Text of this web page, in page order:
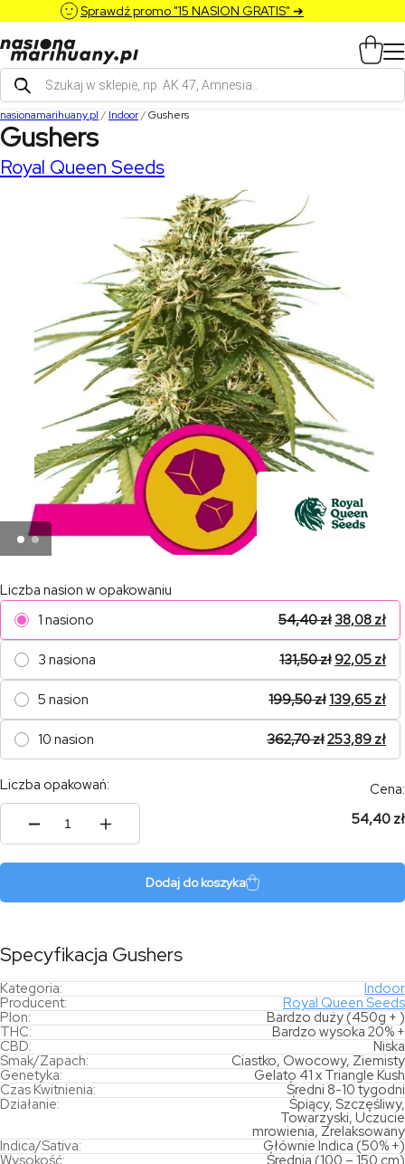
Sprawdź promo "15 NASION GRATIS" ➔
Wyszukiwarka
produktów
nasionamarihuany.pl / Indoor/Gushers
Gushers
Royal Queen Seeds
Liczba nasion w opakowaniu
1 nasiono
54,40zł 38,08 zł
3 nasiona 131,50zł92,05 zł
5 nasion 199,50zł139,65 zł
10 nasion 362,70zł253,89 zł
Liczba opakowań:
ilość
Cena:
54,40 zł
Dodaj do koszyka
Specyfikacja Gushers
Kategoria:
Indoor
Producent:
Royal Queen Seeds
Plon:
Bardzo duży (450g + )
THC:
Bardzo wysoka 20% +
CBD:
Niska
Smak/Zapach:
Ciastko, Owocowy, Ziemisty
Genetyka:
Gelato 41 x Triangle Kush
Czas Kwitnienia:
Średni 8-10 tygodni
Działanie:
Śpiący, Szczęśliwy,
Towarzyski, Uczucie
mrowienia, Zrelaksowany
Indica/Sativa:
Głównie Indica (50% +)